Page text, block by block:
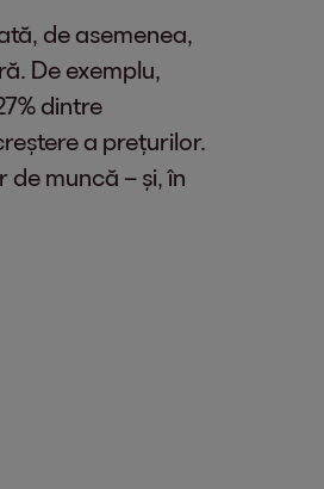
de asemenea,
De exemplu,
dintre
a prețurilor.
muncă – și, în